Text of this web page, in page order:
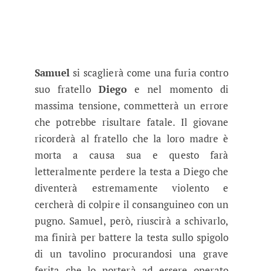
Samuel si scaglierà come una furia contro
suo fratello Diego e nel momento di
massima tensione, commetterà un errore
che potrebbe risultare fatale. Il giovane
ricorderà al fratello che la loro madre è
morta a causa sua e questo farà
letteralmente perdere la testa a Diego che
diventerà estremamente violento e
cercherà di colpire il consanguineo con un
pugno. Samuel, però, riuscirà a schivarlo,
ma finirà per battere la testa sullo spigolo
di un tavolino procurandosi una grave